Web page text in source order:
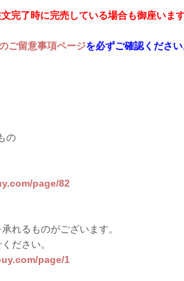
完了時に完売している場合も御座いま
ご留意事項ページを必ずご確認ください
の
page/82
れるものがございます。
ださい。
page/1